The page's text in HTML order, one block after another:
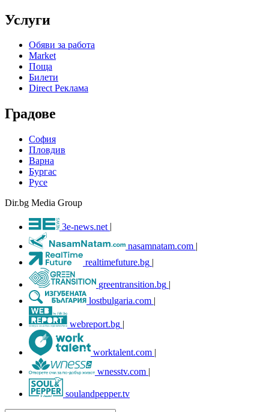
Услуги
Обяви за работа
Market
Поща
Билети
Direct Реклама
Градове
София
Пловдив
Варна
Бургас
Русе
Dir.bg Media Group
3e-news.net
nasamnatam.com |
realtimefuture.bg |
greentransition.bg |
lostbulgaria.com |
webreport.bg |
worktalent.com |
wnesstv.com |
soulandpepper.tv